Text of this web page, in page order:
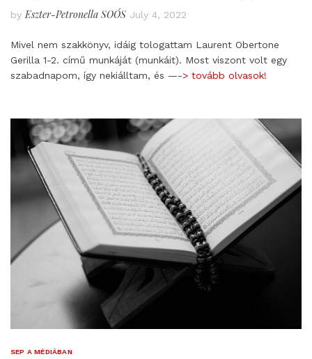
by Eszter-Petronella SOÓS July 4, 2022
Mivel nem szakkönyv, idáig tologattam Laurent Obertone
Gerilla 1-2. című munkáját (munkáit). Most viszont volt egy
szabadnapom, így nekiálltam, és —-> tovább olvasok!
SEP A MÉDIÁBAN